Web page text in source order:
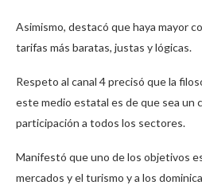
Asimismo, destacó que haya mayor
tarifas más baratas, justas y lógicas.
Respeto al canal 4 precisó que la
este medio estatal es de que sea un
participación a todos los sectores.
Manifestó que uno de los objetivos
mercados y el turismo y a los